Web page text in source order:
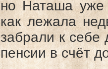
но Наташа уже
как лежала
забрали к себе
пенсии в счёт